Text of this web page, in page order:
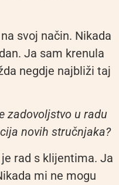
svoj način. Nikada
Ja sam krenula
negdje najbliži taj
zadovoljstvo u radu
novih stručnjaka?
rad s klijentima. Ja
mi ne mogu